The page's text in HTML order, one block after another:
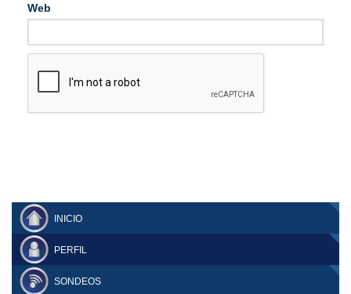
Web
INICIO
PERFIL
SONDEOS